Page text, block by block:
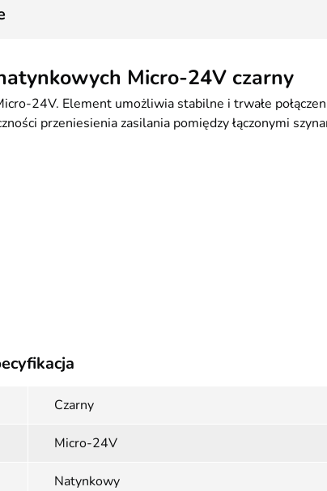
Micro-24V czarny
24V. Element umożliwia stabilne i trwałe
przeniesienia zasilania pomiędzy łączonymi
Czarny
Micro-24V
Natynkowy